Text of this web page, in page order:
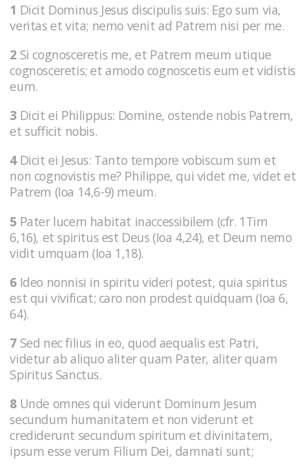
1 Dicit Dominus Jesus discipulis suis: Ego sum via,
veritas et vita; nemo venit ad Patrem nisi per me.
2 Si cognosceretis me, et Patrem meum utique
cognosceretis; et amodo cognoscetis eum et vidistis
eum.
3 Dicit ei Philippus: Domine, ostende nobis Patrem,
et sufficit nobis.
4 Dicit ei Jesus: Tanto tempore vobiscum sum et
non cognovistis me? Philippe, qui videt me, videt et
Patrem (Ioa 14,6-9) meum.
5 Pater lucem habitat inaccessibilem (cfr. 1Tim
6,16), et spiritus est Deus (Ioa 4,24), et Deum nemo
vidit umquam (Ioa 1,18).
6 Ideo nonnisi in spiritu videri potest, quia spiritus
est qui vivificat; caro non prodest quidquam (Ioa 6,
64).
7 Sed nec filius in eo, quod aequalis est Patri,
videtur ab aliquo aliter quam Pater, aliter quam
Spiritus Sanctus.
8 Unde omnes qui viderunt Dominum Jesum
secundum humanitatem et non viderunt et
crediderunt secundum spiritum et divinitatem,
ipsum esse verum Filium Dei, damnati sunt;